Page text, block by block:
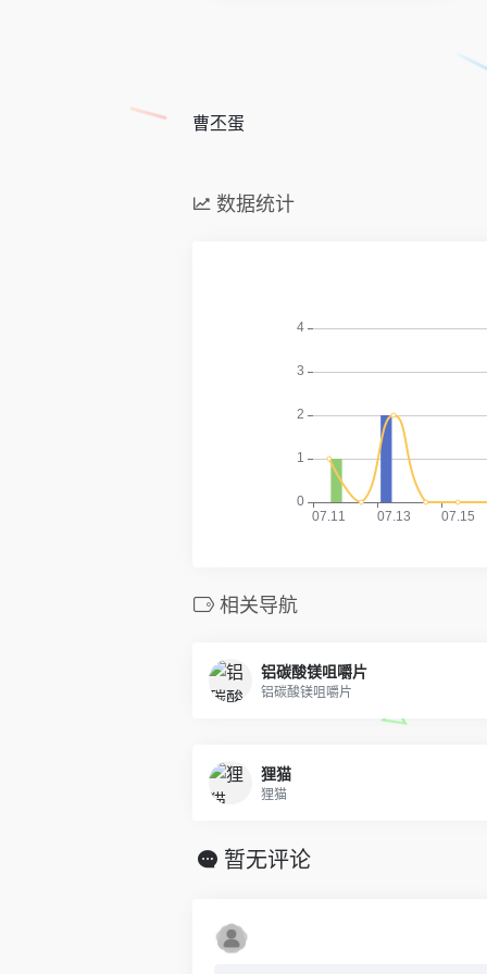
曹丕蛋
数据统计
相关导航
铝碳酸镁咀嚼片
铝碳酸镁咀嚼片
狸猫
狸猫
暂无评论